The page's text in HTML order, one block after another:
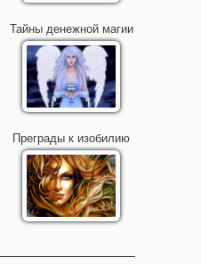
Тайны денежной магии
Преграды к изобилию